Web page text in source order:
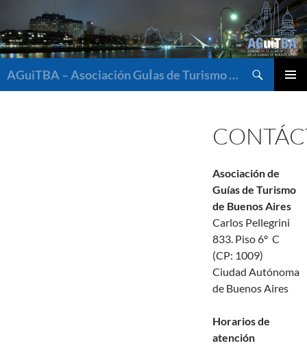
contenido
AGuiTBA – Asociación GuÍas de Turismo de Buenos Aires
Asociación de
Guías de Turismo
de Buenos Aires
Carlos Pellegrini
833. Piso 6º C
(CP: 1009)
Ciudad Autónoma
de Buenos Aires
Horarios de
atención